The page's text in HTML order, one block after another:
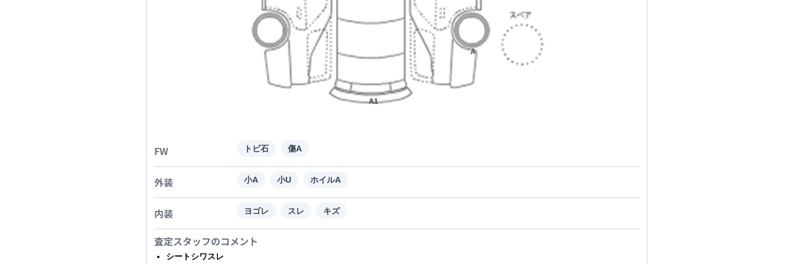
FW トビ石 傷A
外装 小A 小U ホイルA
内装 ヨゴレ スレ キズ
査定スタッフのコメント
シートシワスレ